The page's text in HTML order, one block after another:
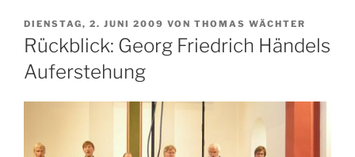
VERÖFFENTLICHT
AM
DIENSTAG, 2. JUNI 2009 VON THOMAS WÄCHTER
Rückblick: Georg Friedrich Händels
Auferstehung